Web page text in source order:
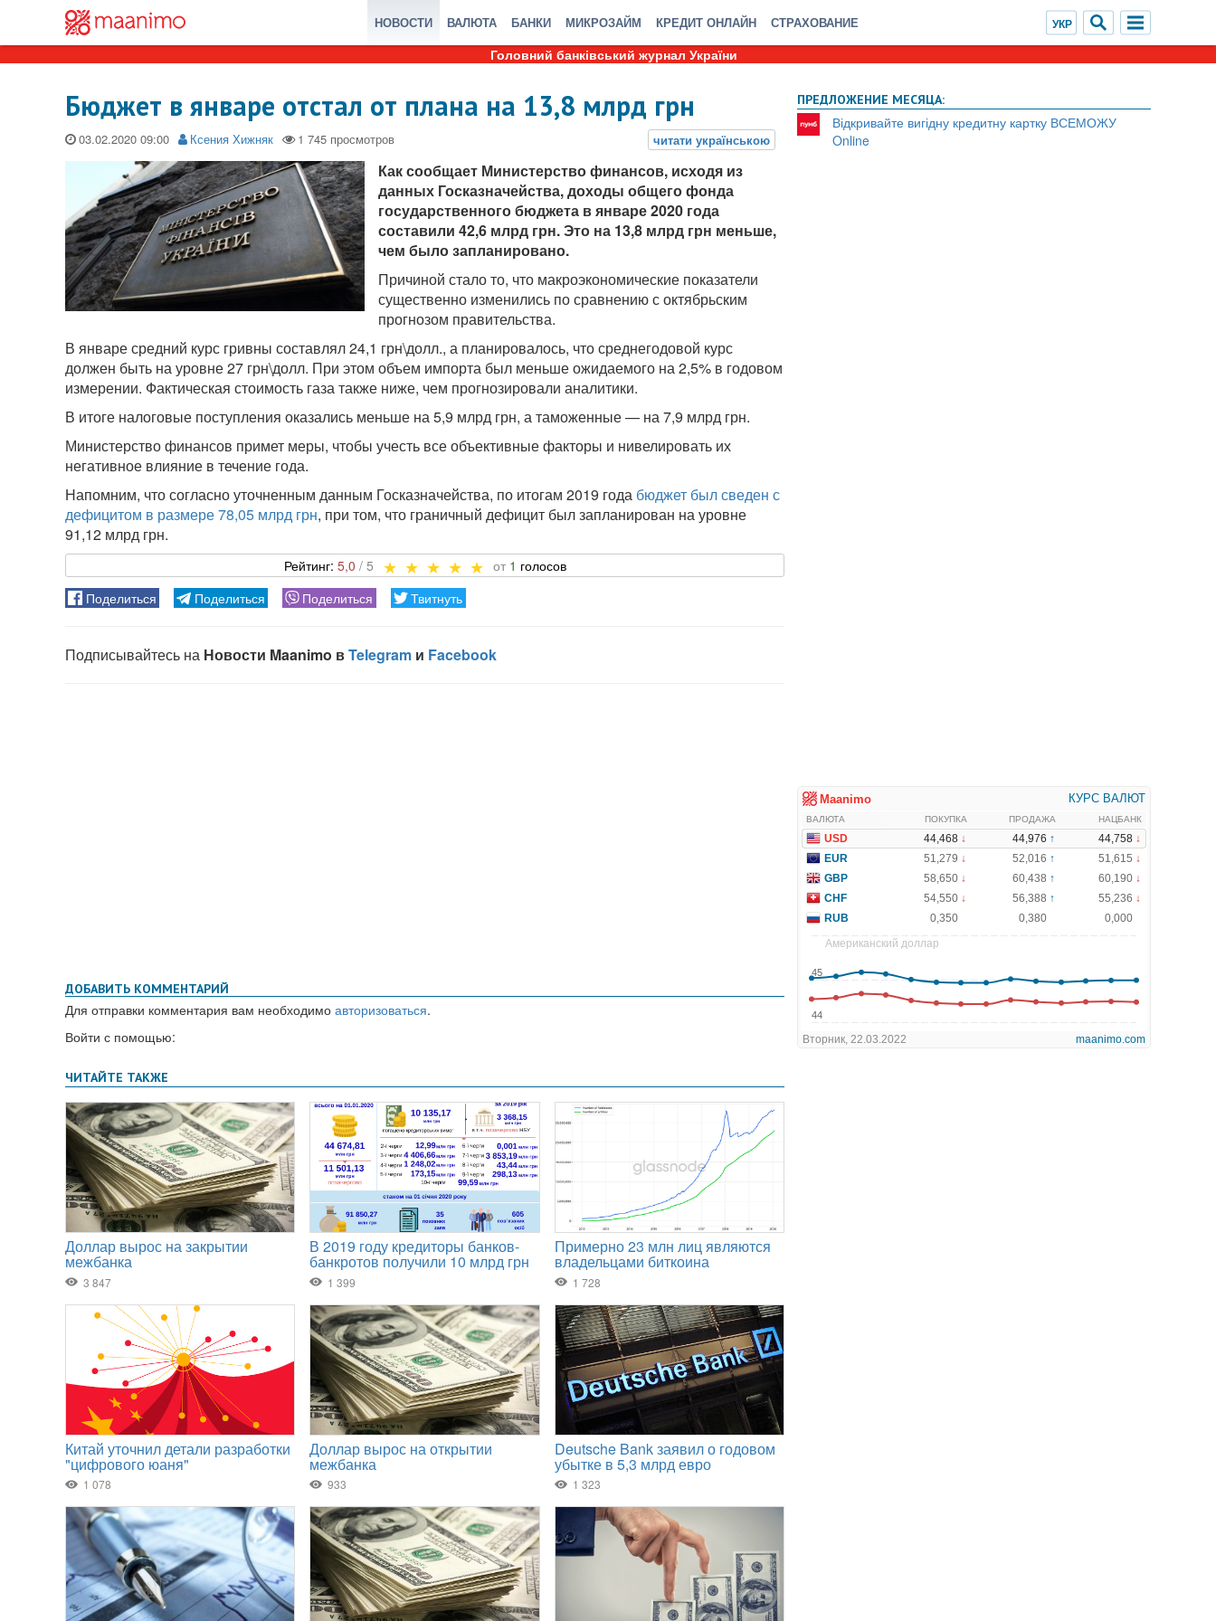
НОВОСТИ ВАЛЮТА БАНКИ МИКРОЗАЙМ КРЕДИТ ОНЛАЙН СТРАХОВАНИЕ
Головний банківський журнал України
Бюджет в январе отстал от плана на 13,8 млрд грн
03.02.2020 Ксения Хижняк
Как сообщает Министерство финансов, исходя из
данных Госказначейства, доходы общего фонда
государственного бюджета в январе 2020 года
составили 42,6 млрд грн. Это на 13,8 млрд грн меньше,
чем было запланировано.
Причиной стало то, что макроэкономические показатели
существенно изменились по сравнению с октябрьским
прогнозом правительства.
В январе средний курс гривны составлял 24,1 грн\долл., а планировалось, что среднегодовой курс
должен быть на уровне 27 грн\долл. При этом объем импорта был меньше ожидаемого на 2,5% в годовом
измерении. Фактическая стоимость газа также ниже, чем прогнозировали аналитики.
В итоге налоговые поступления оказались меньше на 5,9 млрд грн, а таможенные — на 7,9 млрд грн.
Министерство финансов примет меры, чтобы учесть все объективные факторы и нивелировать их
негативное влияние в течение года.
Напомним, что согласно уточненным данным Госказначейства, по итогам 2019 года бюджет был сведен с
дефицитом в размере 78,05 млрд грн, при том, что граничный дефицит был запланирован на уровне
91,12 млрд грн.
5,0 1
ДОБАВИТЬ КОММЕНТАРИЙ
Для отправки комментария вам необходимо авторизоваться.
Войти с помощью:
ПРЕДЛОЖЕНИЕ МЕСЯЦА:
Відкривайте вигідну кредитну картку ВСЕМОЖУ
Online